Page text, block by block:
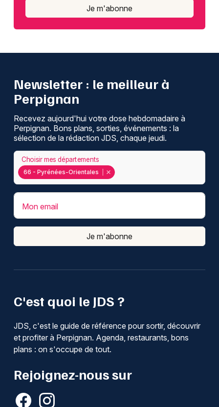
Je m'abonne
C'est quoi le JDS ?
JDS, c'est le guide de référence pour sortir, découvrir
et profiter à Perpignan. Agenda, restaurants, bons
plans : on s'occupe de tout.
Rejoignez-nous sur
Newsletter : le meilleur à
Perpignan
Recevez aujourd'hui votre dose hebdomadaire à
Perpignan. Bons plans, sorties, événements : la
sélection de la rédaction JDS, chaque jeudi.
66 - Pyrénées-Orientales
Choisir mes départements
Mon email
Je m'abonne